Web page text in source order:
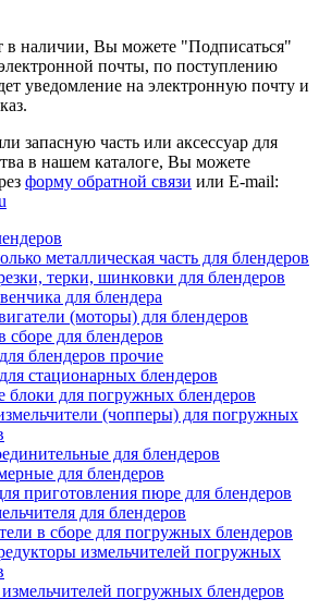
в наличии, Вы можете "Подписаться"
электронной почты, по поступлению
уведомление на электронную почту и
запасную часть или аксессуар для
в нашем каталоге, Вы можете
форму обратной связи или E-mail:
металлическая часть для блендеров
терки, шинковки для блендеров
для блендера
(моторы) для блендеров
сборе для блендеров
блендеров прочие
стационарных блендеров
для погружных блендеров
(чопперы) для погружных
для блендеров
для блендеров
приготовления пюре для блендеров
для блендеров
в сборе для погружных блендеров
измельчителей погружных
погружных блендеров